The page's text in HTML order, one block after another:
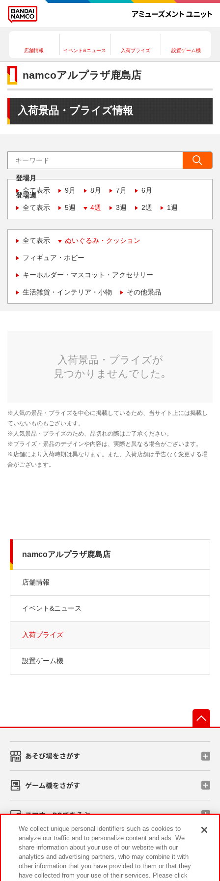
店舗情報 イベント&ニュース 入荷プライズ 設置ゲーム機
namcoアルプラザ鹿島店
入荷景品・プライズ情報
登場月
全て表示
9月 8月 7月 6月
登場週
全て表示
5週 4週 3週 2週 1週
全て表示 ぬいぐるみ・クッション
フィギュア・ホビー
キーホルダー・マスコット・アクセサリー
生活雑貨・インテリア・小物 その他景品
namcoアルプラザ鹿島店
店舗情報
イベント&ニュース
入荷プライズ
設置ゲーム機
あそび場をさがす
ゲーム機をさがす
スマホ・PCであそぶ
イベント・キャンペーン
We collect unique personal identifiers such as cookies to
analyze our traffic and to personalize content and ads. We
share information about your use of our website with our
analytics and advertising partners, who may combine it with
other information that you have provided to them or that they
have collected from your use of their services. Please click